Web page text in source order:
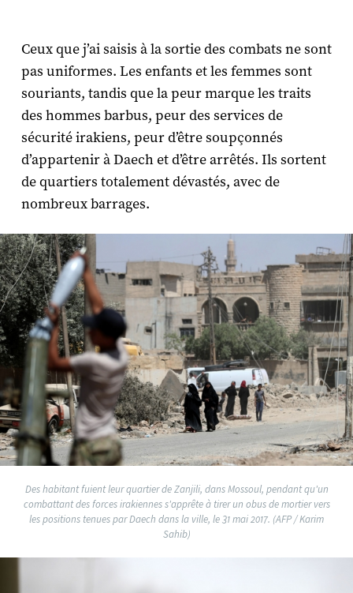
Ceux que j’ai saisis à la sortie des combats ne sont
pas uniformes. Les enfants et les femmes sont
souriants, tandis que la peur marque les traits
des hommes barbus, peur des services de
sécurité irakiens, peur d’être soupçonnés
d’appartenir à Daech et d’être arrêtés. Ils sortent
de quartiers totalement dévastés, avec de
nombreux barrages.
Des habitant fuient leur quartier de Zanjili, dans Mossoul, pendant qu'un
combattant des forces irakiennes s'apprête à tirer un obus de mortier vers
les positions tenues par Daech dans la ville, le 31 mai 2017. (AFP / Karim
Sahib)